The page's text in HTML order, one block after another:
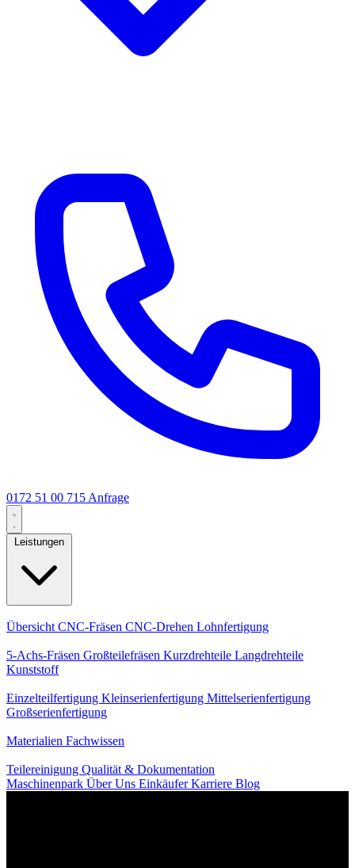
0172 51 00 715 Anfrage
Leistungen
Übersicht CNC-Fräsen CNC-Drehen Lohnfertigung
5-Achs-Fräsen Großteilefräsen Kurzdrehteile Langdrehteile
Kunststoff
Einzelteilfertigung Kleinserienfertigung Mittelserienfertigung
Großserienfertigung
Materialien Fachwissen
Teilereinigung Qualität & Dokumentation
Maschinenpark Über Uns EinkäuferKarriere Blog